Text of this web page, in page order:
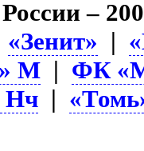
–
«Зенит» |
М | ФК
Нч |